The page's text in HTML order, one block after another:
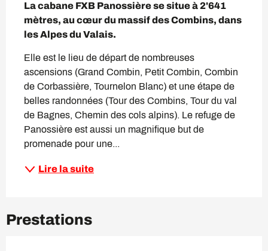
La cabane FXB Panossière se situe à 2'641
mètres, au cœur du massif des Combins, dans
les Alpes du Valais.
Elle est le lieu de départ de nombreuses
ascensions (Grand Combin, Petit Combin, Combin
de Corbassière, Tournelon Blanc) et une étape de
belles randonnées (Tour des Combins, Tour du val
de Bagnes, Chemin des cols alpins). Le refuge de
Panossière est aussi un magnifique but de
promenade pour une...
Lire la suite
Prestations